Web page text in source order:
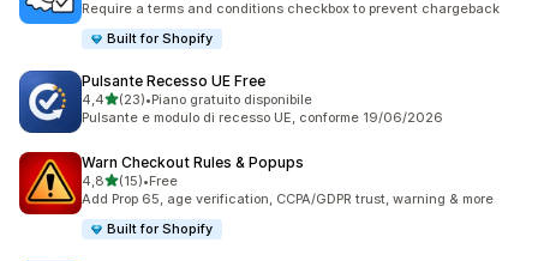
Require a terms and conditions checkbox to prevent chargeback
Built for Shopify
Pulsante Recesso UE Free
4,4stelle su 5
(23)
23 recensioni totali
•Piano gratuito disponibile
Pulsante e modulo di recesso UE, conforme 19/06/2026
Warn Checkout Rules & Popups
4,8stelle su 5
(15)
15 recensioni totali
•Free
Add Prop 65, age verification, CCPA/GDPR trust, warning & more
Built for Shopify